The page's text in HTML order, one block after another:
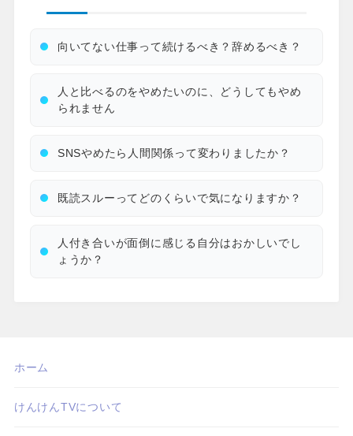
向いてない仕事って続けるべき？辞めるべき？
人と比べるのをやめたいのに、どうしてもやめ
られません
SNSやめたら人間関係って変わりましたか？
既読スルーってどのくらいで気になりますか？
人付き合いが面倒に感じる自分はおかしいでし
ょうか？
ホーム
けんけんTVについて